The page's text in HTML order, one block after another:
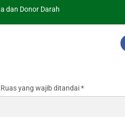
dan Donor Darah
Ruas yang wajib ditandai*